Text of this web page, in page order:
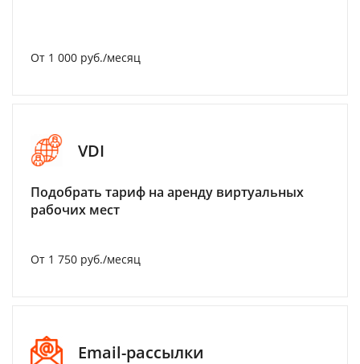
От 1 000 руб./месяц
VDI
Подобрать тариф на аренду виртуальных
рабочих мест
От 1 750 руб./месяц
Email-рассылки